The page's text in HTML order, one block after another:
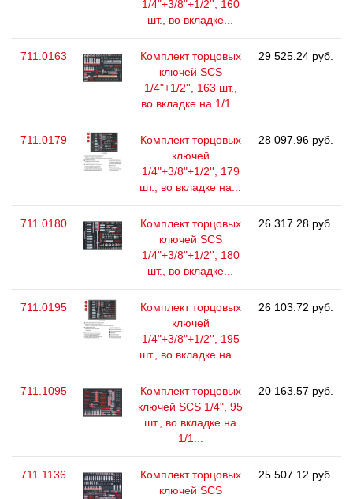
1/4"+3/8"+1/2'', 160
шт., во вкладке...
711.0163
Комплект торцовых
ключей SCS
1/4"+1/2'', 163 шт.,
во вкладке на 1/1...
29 525.24 руб.
711.0179
Комплект торцовых
ключей
1/4"+3/8"+1/2'', 179
шт., во вкладке на...
28 097.96 руб.
711.0180
Комплект торцовых
ключей SCS
1/4"+3/8"+1/2'', 180
шт., во вкладке...
26 317.28 руб.
711.0195
Комплект торцовых
ключей
1/4"+3/8"+1/2'', 195
шт., во вкладке на...
26 103.72 руб.
711.1095
Комплект торцовых
ключей SCS 1/4", 95
шт., во вкладке на
1/1...
20 163.57 руб.
711.1136
Комплект торцовых
ключей SCS
25 507.12 руб.